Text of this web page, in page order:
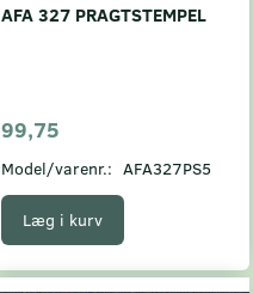
AFA 327 PRAGTSTEMPEL
99,75
Model/varenr.: AFA327PS5
Læg i kurv